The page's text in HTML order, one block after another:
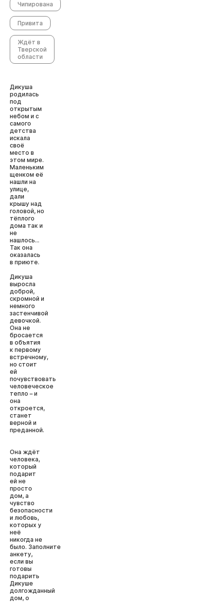
Чипирована
Привита
Ждёт в
Тверской
области
Дикуша
родилась
под
открытым
небом и с
самого
детства
искала
своё
место в
этом мире.
Маленьким
щенком её
нашли на
улице,
дали
крышу над
головой, но
тёплого
дома так и
не
нашлось…
Так она
оказалась
в приюте.
Дикуша
выросла
доброй,
скромной и
немного
застенчивой
девочкой.
Она не
бросается
в объятия
к первому
встречному,
но стоит
ей
почувствовать
человеческое
тепло – и
она
откроется,
станет
верной и
преданной.
Она ждёт
человека,
который
подарит
ей не
просто
дом, а
чувство
безопасности
и любовь,
которых у
неё
никогда не
было. Заполните
анкету,
если вы
готовы
подарить
Дикуше
долгожданный
дом, о